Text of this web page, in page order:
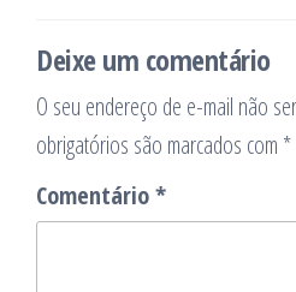
Deixe um comentário
O seu endereço de e-mail não
obrigatórios são marcados com *
Comentário*